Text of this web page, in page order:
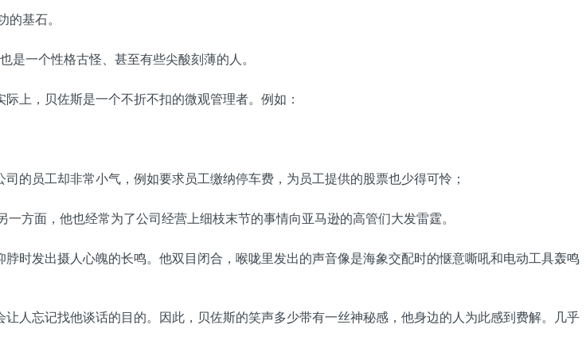
基石。
是一个性格古怪、甚至有些尖酸刻薄的人。
上，贝佐斯是一个不折不扣的微观管理者。例如：
的员工却非常小气，例如要求员工缴纳停车费，为员工提供的股票也少得可怜；
方面，他也经常为了公司经营上细枝末节的事情向亚马逊的高管们大发雷霆。
时发出摄人心魄的长鸣。他双目闭合，喉咙里发出的声音像是海象交配时的惬意嘶吼和电动工具轰鸣
人忘记找他谈话的目的。因此，贝佐斯的笑声多少带有一丝神秘感，他身边的人为此感到费解。几乎